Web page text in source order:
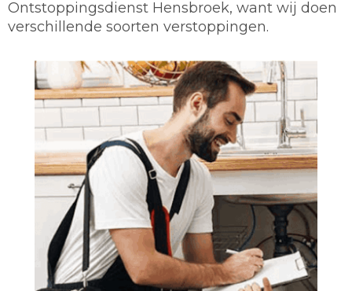
Ontstoppingsdienst Hensbroek, want wij doen
verschillende soorten verstoppingen.